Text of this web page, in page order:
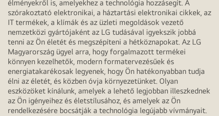
élményekről is, amelyekhez a technológia hozzásegít. A
szórakoztató elektronikai, a háztartási elektronikai cikkek, az
IT termékek, a klímák és az üzleti megoldások vezető
nemzetközi gyártójaként az LG tudásával igyekszik jobbá
tenni az Ön életét és megszépíteni a hétköznapokat. Az LG
Magyarország ügyel arra, hogy forgalmazott termékei
könnyen kezelhetők, modern formatervezésűek és
energiatakarékosak legyenek, hogy Ön hatékonyabban tudja
élni az életét, és közben óvja környezetünket. Olyan
eszközöket kínálunk, amelyek a lehető legjobban illeszkednek
az Ön igényeihez és életstílusához, és amelyek az Ön
rendelkezésére bocsátják a technológia legújabb vívmányait.